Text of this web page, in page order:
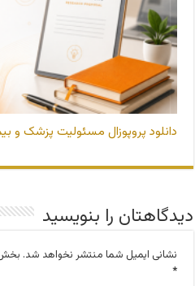
دانلود پروپوزال مسئولیت پزشک و
دیدگاهتان را بنویسید
نشانی ایمیل شما منتشر نخواهد شد.
*